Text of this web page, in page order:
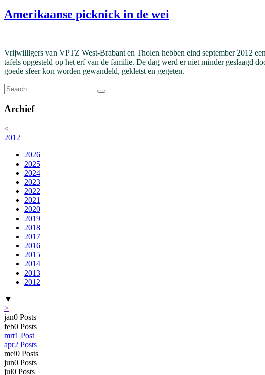
Amerikaanse picknick in de wei
Vrijwilligers van VPTZ West-Brabant en Tholen hebben eind september 2012
tafels opgesteld op het erf van de familie. De dag werd er niet minder geslaagd
goede sfeer kon worden gewandeld, gekletst en gegeten.
Archief
<
2012
2026
2025
2024
2023
2022
2021
2020
2019
2018
2017
2016
2015
2014
2013
2012
▼
>
jan0 Posts
feb0 Posts
mrt1 Post
apr2 Posts
mei0 Posts
jun0 Posts
jul0 Posts